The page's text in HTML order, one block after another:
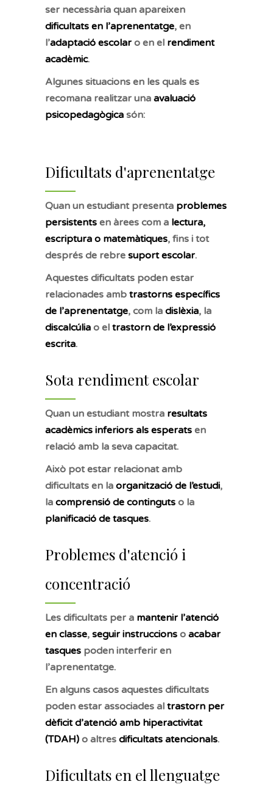
ser necessària quan apareixen
dificultats en l’aprenentatge, en
l’adaptació escolar o en el rendiment
acadèmic.
Algunes situacions en les quals es
recomana realitzar una avaluació
psicopedagògica són:
Dificultats d'aprenentatge
Quan un estudiant presenta problemes
persistents en àrees com a lectura,
escriptura o matemàtiques, fins i tot
després de rebre suport escolar.
Aquestes dificultats poden estar
relacionades amb trastorns específics
de l’aprenentatge, com la dislèxia, la
discalcúlia o el trastorn de l’expressió
escrita.
Sota rendiment escolar
Quan un estudiant mostra resultats
acadèmics inferiors als esperats en
relació amb la seva capacitat.
Això pot estar relacionat amb
dificultats en la organització de l’estudi,
la comprensió de continguts o la
planificació de tasques.
Problemes d'atenció i
concentració
Les dificultats per a mantenir l’atenció
en classe, seguir instruccions o acabar
tasques poden interferir en
l’aprenentatge.
En alguns casos aquestes dificultats
poden estar associades al trastorn per
dèficit d’atenció amb hiperactivitat
(TDAH) o altres dificultats atencionals.
Dificultats en el llenguatge